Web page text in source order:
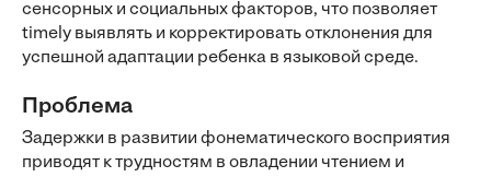
сенсорных и социальных факторов, что позволяет
timely выявлять и корректировать отклонения для
успешной адаптации ребенка в языковой среде.
Проблема
Задержки в развитии фонематического восприятия
приводят к трудностям в овладении чтением и